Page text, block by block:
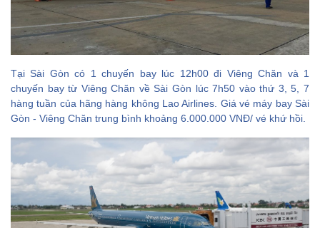
ở Luông Pha Băng
5. Ăn gì và ăn ở đâu
khi đến Luông Pha
Tại Sài Gòn có 1 chuyến bay lúc 12h00 đi Viêng Chăn và 1
chuyến bay từ Viêng Chăn về Sài Gòn lúc 7h50 vào thứ 3, 5, 7
hàng tuần của hãng hàng không Lao Airlines. Giá vé máy bay Sài
Gòn - Viêng Chăn trung bình khoảng 6.000.000 VNĐ/ vé khứ hồi.